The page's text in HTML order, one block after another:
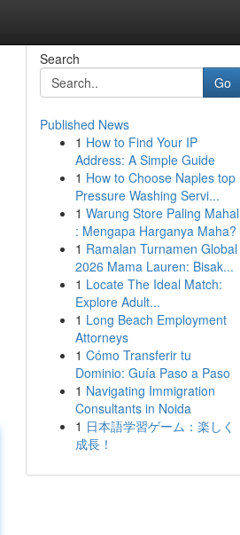
Search
Go
Published News
1 How to Find Your IP
Address: A Simple Guide
1 How to Choose Naples top
Pressure Washing Servi...
1 Warung Store Paling Mahal
: Mengapa Harganya Maha?
1 Ramalan Turnamen Global
2026 Mama Lauren: Bisak...
1 Locate The Ideal Match:
Explore Adult...
1 Long Beach Employment
Attorneys
1 Cómo Transferir tu
Dominio: Guía Paso a Paso
1 Navigating Immigration
Consultants in Noida
1 日本語学習ゲーム：楽しく
成長！